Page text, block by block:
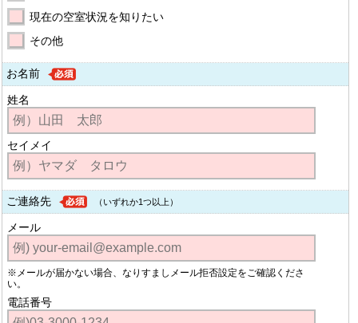
現在の空室状況を知りたい
その他
お名前
姓名
セイメイ
ご連絡先 （いずれか1つ以上）
メール
※メールが届かない場合、なりすましメール拒否設定をご確認くださ
い。
電話番号